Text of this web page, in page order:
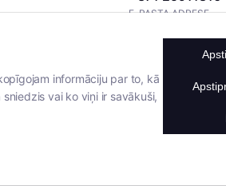
E-PASTA ADRESE
informāciju par to, kā
vai ko viņi ir savākuši,